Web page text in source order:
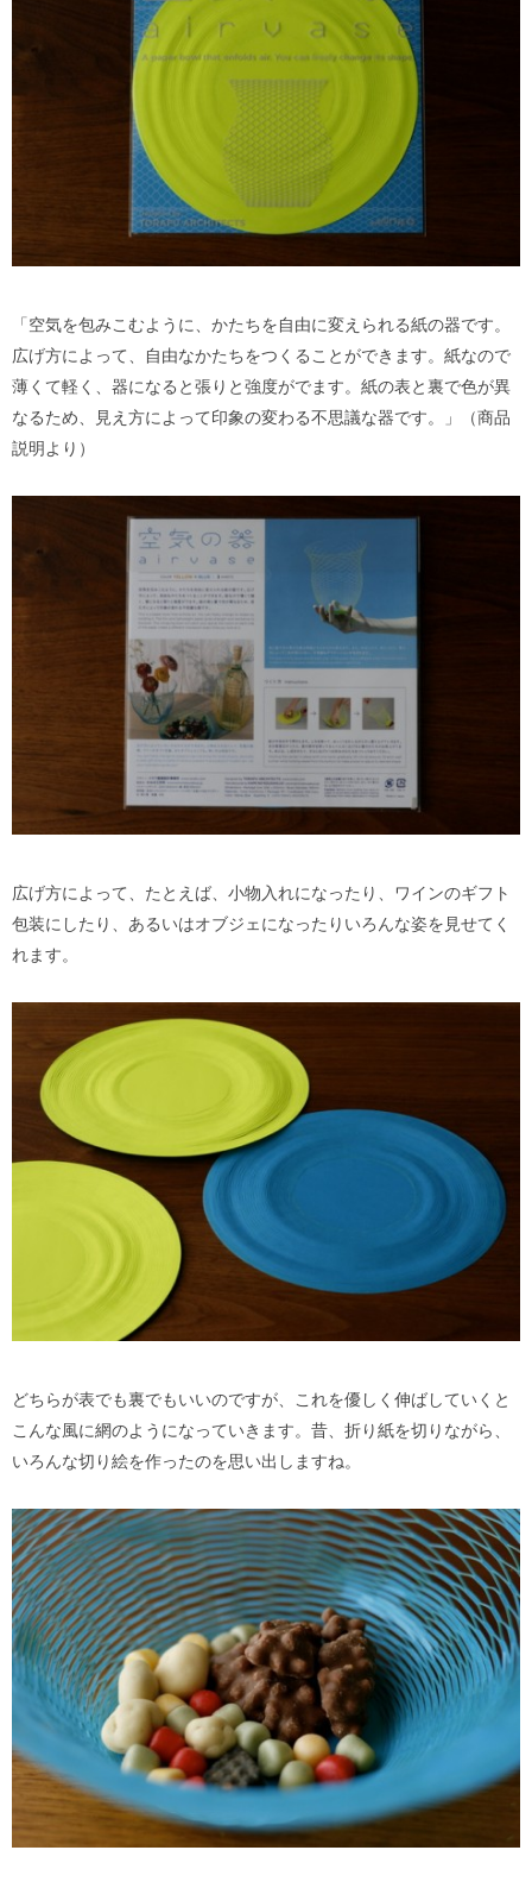
「空気を包みこむように、かたちを自由に変えられる紙の器です。
広げ方によって、自由なかたちをつくることができます。紙なので
薄くて軽く、器になると張りと強度がでます。紙の表と裏で色が異
なるため、見え方によって印象の変わる不思議な器です。」（商品
説明より）
広げ方によって、たとえば、小物入れになったり、ワインのギフト
包装にしたり、あるいはオブジェになったりいろんな姿を見せてく
れます。
どちらが表でも裏でもいいのですが、これを優しく伸ばしていくと
こんな風に網のようになっていきます。昔、折り紙を切りながら、
いろんな切り絵を作ったのを思い出しますね。